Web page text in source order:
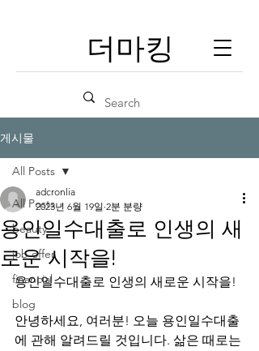
​더마킹
게시물
All Posts
beauty
job offer
financial
blog
All Posts
용인일수대출로 인생의 새
로운 시작을!
adcronlia
2023년 6월 19일 2분 분량
용인일수대출로 인생의 새로운 시작을!
안녕하세요, 여러분! 오늘 용인일수대출
에 관해 알려드릴 것입니다. 삶은 때로는